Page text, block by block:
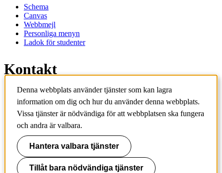
Schema
Canvas
Webbmejl
Personliga menyn
Ladok för studenter
Kontakt
Kontakta utbildningsprogram
Kontakta kurs
IT-support
KTH Entré
KTH
100 44 Stockholm
+46 8 790 60 00
Denna webbplats använder tjänster som kan lagra
information om dig och hur du använder denna webbplats.
Vissa tjänster är nödvändiga för att webbplatsen ska fungera
och andra är valbara.
Hantera valbara tjänster
Tillåt bara nödvändiga tjänster